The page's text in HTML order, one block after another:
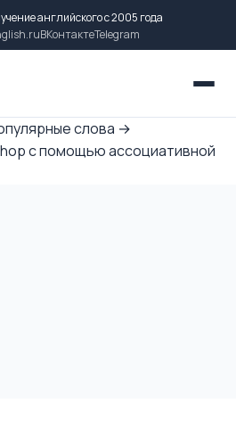
английского с 2005 года
ВКонтактеTelegram
слова →
с помощью ассоциативной